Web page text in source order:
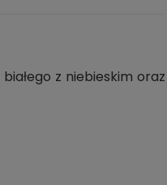
z niebieskim oraz